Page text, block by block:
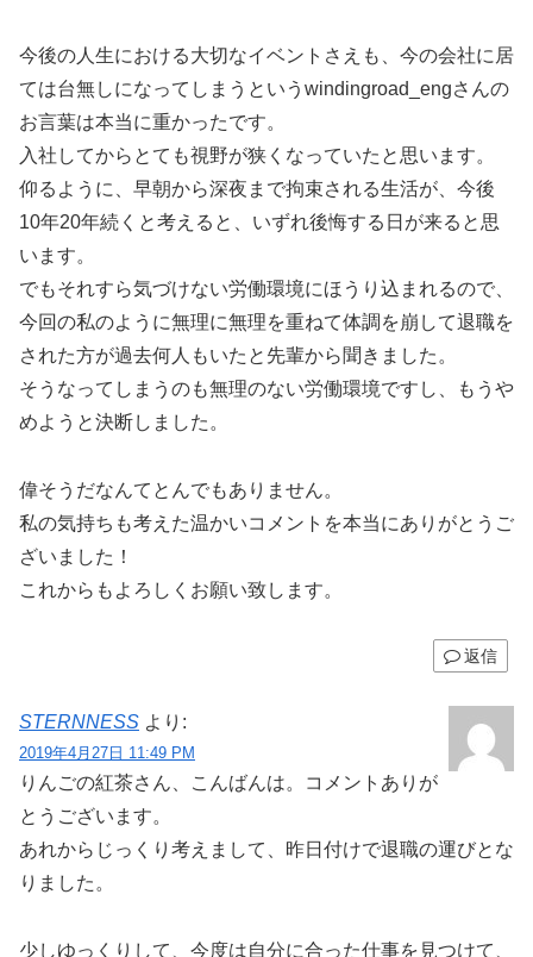
今後の人生における大切なイベントさえも、今の会社に居
ては台無しになってしまうというwindingroad_engさんの
お言葉は本当に重かったです。
入社してからとても視野が狭くなっていたと思います。
仰るように、早朝から深夜まで拘束される生活が、今後
10年20年続くと考えると、いずれ後悔する日が来ると思
います。
でもそれすら気づけない労働環境にほうり込まれるので、
今回の私のように無理に無理を重ねて体調を崩して退職を
された方が過去何人もいたと先輩から聞きました。
そうなってしまうのも無理のない労働環境ですし、もうや
めようと決断しました。
偉そうだなんてとんでもありません。
私の気持ちも考えた温かいコメントを本当にありがとうご
ざいました！
これからもよろしくお願い致します。
返信
STERNNESS より:
2019年4月27日 11:49 PM
りんごの紅茶さん、こんばんは。コメントありが
とうございます。
あれからじっくり考えまして、昨日付けで退職の運びとな
りました。
少しゆっくりして、今度は自分に合った仕事を見つけて、